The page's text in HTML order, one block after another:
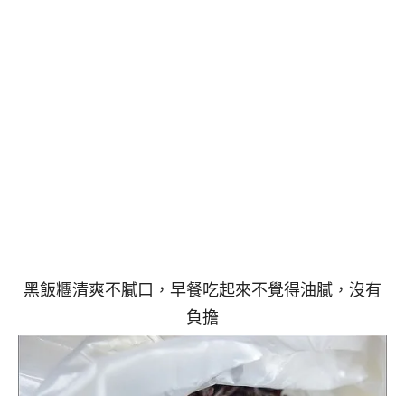
黑飯糰清爽不膩口，早餐吃起來不覺得油膩，沒有
負擔